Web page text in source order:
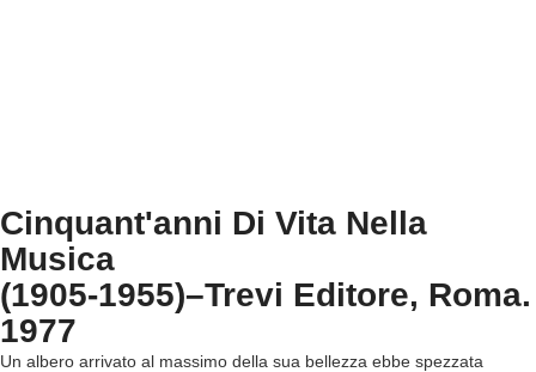
Cinquant'anni Di Vita Nella
Musica
(1905-1955)–Trevi Editore, Roma.
1977
Un albero arrivato al massimo della sua bellezza ebbe spezzata